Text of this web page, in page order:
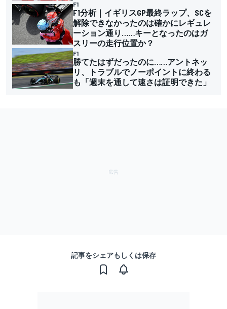
F1
F1分析｜イギリスGP最終ラップ、SCを
解除できなかったのは確かにレギュレ
ーション通り……キーとなったのはガ
スリーの走行位置か？
F1
勝てたはずだったのに……アントネッ
リ、トラブルでノーポイントに終わる
も「週末を通して速さは証明できた」
記事をシェアもしくは保存